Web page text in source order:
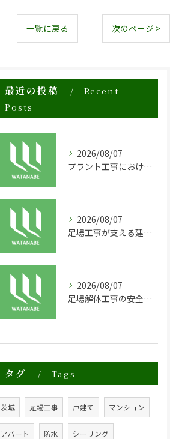
一覧に戻る 次のページ >
最近の投稿
Recent
Posts
2026/08/07
プラント工事における足場工事の安全対策と施工の重要性
2026/08/07
足場工事が支える建物の長寿命化と外装塗装の重要性
2026/08/07
足場解体工事の安全性と効率化のポイント
タグ Tags
茨城 足場工事 戸建て マンション
アパート 防水 シーリング